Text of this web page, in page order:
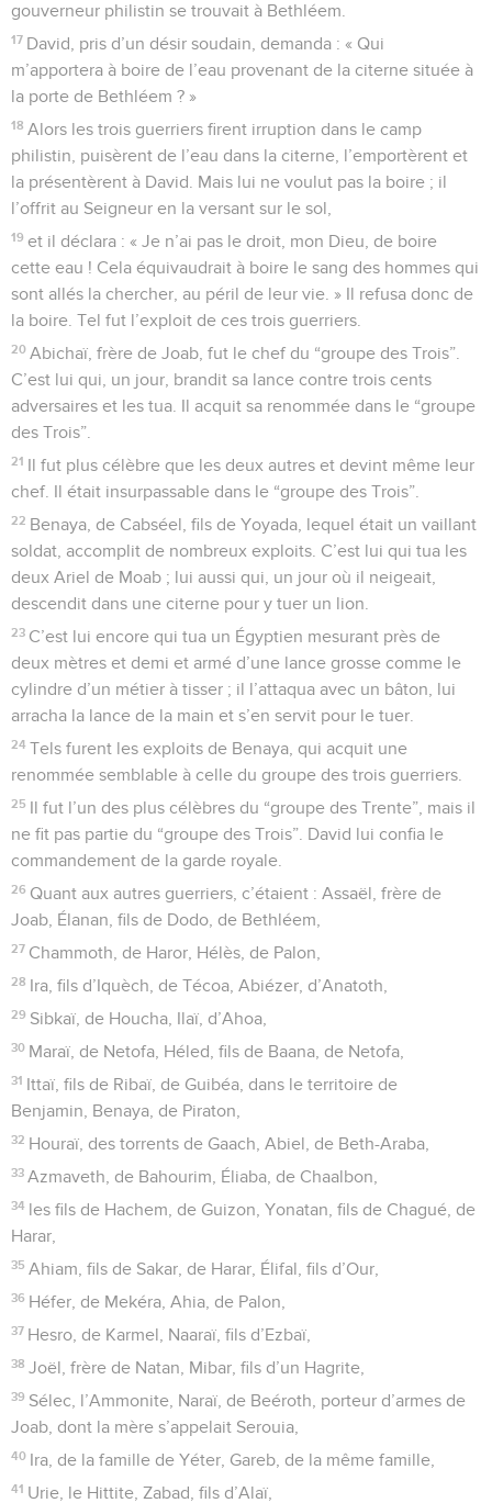
gouverneur philistin se trouvait à Bethléem.
17 David, pris d’un désir soudain, demanda : « Qui
m’apportera à boire de l’eau provenant de la citerne située à
la porte de Bethléem ? »
18 Alors les trois guerriers firent irruption dans le camp
philistin, puisèrent de l’eau dans la citerne, l’emportèrent et
la présentèrent à David. Mais lui ne voulut pas la boire ; il
l’offrit au Seigneur en la versant sur le sol,
19 et il déclara : « Je n’ai pas le droit, mon Dieu, de boire
cette eau ! Cela équivaudrait à boire le sang des hommes qui
sont allés la chercher, au péril de leur vie. » Il refusa donc de
la boire. Tel fut l’exploit de ces trois guerriers.
20 Abichaï, frère de Joab, fut le chef du “groupe des Trois”.
C’est lui qui, un jour, brandit sa lance contre trois cents
adversaires et les tua. Il acquit sa renommée dans le “groupe
des Trois”.
21 Il fut plus célèbre que les deux autres et devint même leur
chef. Il était insurpassable dans le “groupe des Trois”.
22 Benaya, de Cabséel, fils de Yoyada, lequel était un vaillant
soldat, accomplit de nombreux exploits. C’est lui qui tua les
deux Ariel de Moab ; lui aussi qui, un jour où il neigeait,
descendit dans une citerne pour y tuer un lion.
23 C’est lui encore qui tua un Égyptien mesurant près de
deux mètres et demi et armé d’une lance grosse comme le
cylindre d’un métier à tisser ; il l’attaqua avec un bâton, lui
arracha la lance de la main et s’en servit pour le tuer.
24 Tels furent les exploits de Benaya, qui acquit une
renommée semblable à celle du groupe des trois guerriers.
25 Il fut l’un des plus célèbres du “groupe des Trente”, mais il
ne fit pas partie du “groupe des Trois”. David lui confia le
commandement de la garde royale.
26 Quant aux autres guerriers, c’étaient : Assaël, frère de
Joab, Élanan, fils de Dodo, de Bethléem,
27 Chammoth, de Haror, Hélès, de Palon,
28 Ira, fils d’Iquèch, de Técoa, Abiézer, d’Anatoth,
29 Sibkaï, de Houcha, Ilaï, d’Ahoa,
30 Maraï, de Netofa, Héled, fils de Baana, de Netofa,
31 Ittaï, fils de Ribaï, de Guibéa, dans le territoire de
Benjamin, Benaya, de Piraton,
32 Houraï, des torrents de Gaach, Abiel, de Beth-Araba,
33 Azmaveth, de Bahourim, Éliaba, de Chaalbon,
34 les fils de Hachem, de Guizon, Yonatan, fils de Chagué, de
Harar,
35 Ahiam, fils de Sakar, de Harar, Élifal, fils d’Our,
36 Héfer, de Mekéra, Ahia, de Palon,
37 Hesro, de Karmel, Naaraï, fils d’Ezbaï,
38 Joël, frère de Natan, Mibar, fils d’un Hagrite,
39 Sélec, l’Ammonite, Naraï, de Beéroth, porteur d’armes de
Joab, dont la mère s’appelait Serouia,
40 Ira, de la famille de Yéter, Gareb, de la même famille,
41 Urie, le Hittite, Zabad, fils d’Alaï,